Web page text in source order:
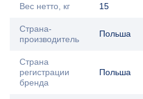
Вес нетто, кг 15
Страна-
производитель
Польша
Страна
регистрации
бренда
Польша